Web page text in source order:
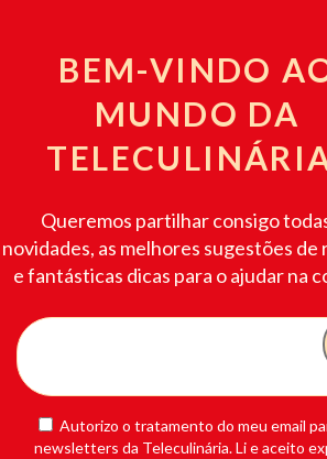
BEM-VINDO
MUNDO DA
Queremos partilhar consigo
novidades, as melhores sugestões de
e fantásticas dicas para o ajudar na
Autorizo o tratamento do meu email
newsletters da Teleculinária. Li e aceito